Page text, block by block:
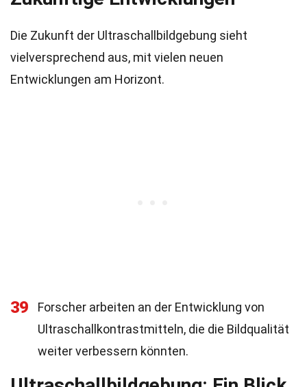
Die Zukunft der Ultraschallbildgebung sieht
vielversprechend aus, mit vielen neuen
Entwicklungen am Horizont.
39
Forscher arbeiten an der Entwicklung von
Ultraschallkontrastmitteln, die die Bildqualität
weiter verbessern könnten.